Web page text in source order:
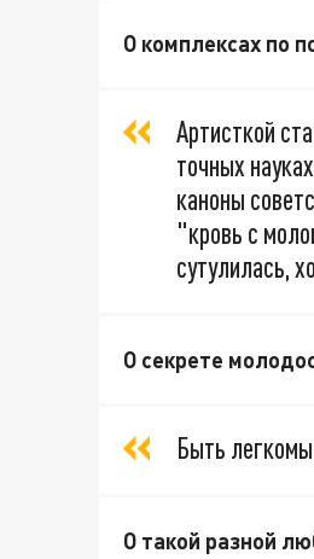
О комплексах по
Артисткой
точных
каноны
"кровь с
сутулилась,
О секрете
Быть
О такой разной